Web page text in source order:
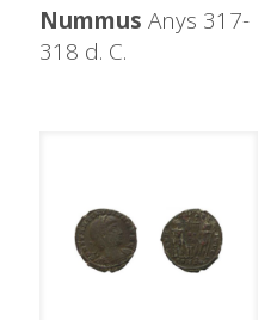
Nummus Anys 317-
318 d. C.